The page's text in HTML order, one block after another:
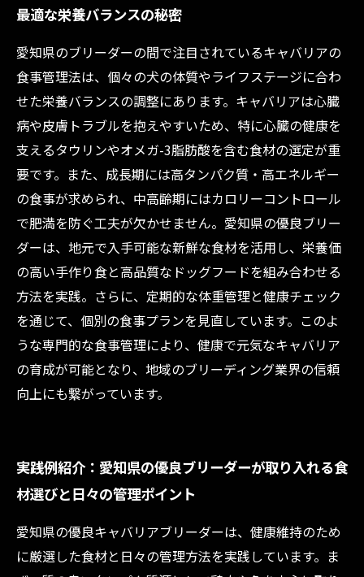
愛知県でのキャバリア飼育に役立つ！専門家が
教える食事管理の基本ガイド
キャバリアのための食事管理法まとめ～愛知県
ブリーダー業界の未来を支えるために～
最適な栄養バランスの秘密
愛知県のブリーダーの間で注目されているキャバリアの
食事管理法は、個々の犬の体質やライフステージに合わ
せた栄養バランスの調整にあります。キャバリアは心臓
病や皮膚トラブルを抱えやすいため、特に心臓の健康を
支えるタウリンやオメガ-3脂肪酸を含む食材の選定が重
要です。また、成長期には高タンパク質・高エネルギー
の食事が求められ、中高齢期にはカロリーコントロール
で肥満を防ぐ工夫が欠かせません。愛知県の優良ブリー
ダーは、地元で入手可能な新鮮な食材を活用し、栄養価
の高い手作り食と高品質なドッグフードを組み合わせる
方法を実践。さらに、定期的な体重管理と健康チェック
を通じて、個別の食事プランを見直しています。このよ
うな専門的な食事管理により、健康で元気なキャバリア
の育成が可能となり、地域のブリーディング業界の信頼
向上にも繋がっています。
実践例紹介：愛知県の優良ブリーダーが取り入れる食
材選びと日々の管理ポイント
愛知県の優良キャバリアブリーダーは、健康維持のため
に厳選した食材と日々の管理方法を実践しています。ま